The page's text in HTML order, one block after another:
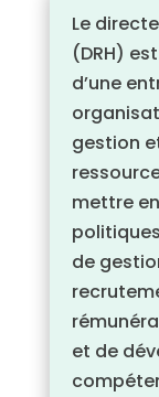
Le
(DRH)
d’une
gestion
mettre
de
et de